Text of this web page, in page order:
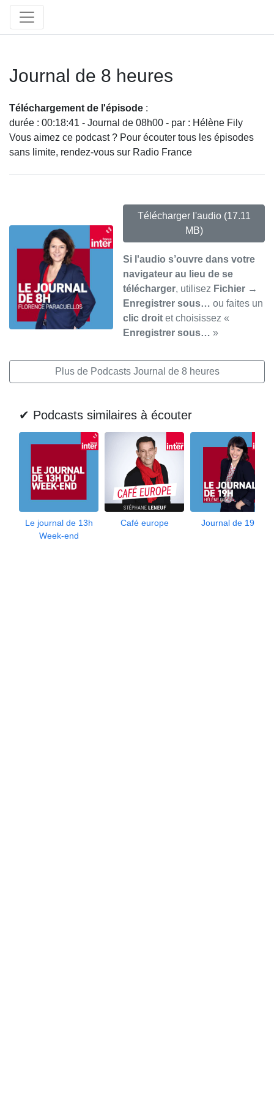
Journal de 8 heures
Téléchargement de l'épisode :
durée : 00:18:41 - Journal de 08h00 - par : Hélène Fily
Vous aimez ce podcast ? Pour écouter tous les épisodes
sans limite, rendez-vous sur Radio France
Télécharger l'audio (17.11
MB)
Si l'audio s’ouvre dans votre
navigateur au lieu de se
télécharger, utilisez Fichier →
Enregistrer sous… ou faites un
clic droit et choisissez «
Enregistrer sous… »
Plus de Podcasts Journal de 8 heures
✔ Podcasts similaires à écouter
Le journal de 13h
Week-end
Café europe Journal de 19h